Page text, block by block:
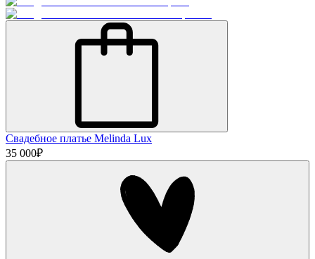
Свадебное платье Melinda Lux
35 000₽